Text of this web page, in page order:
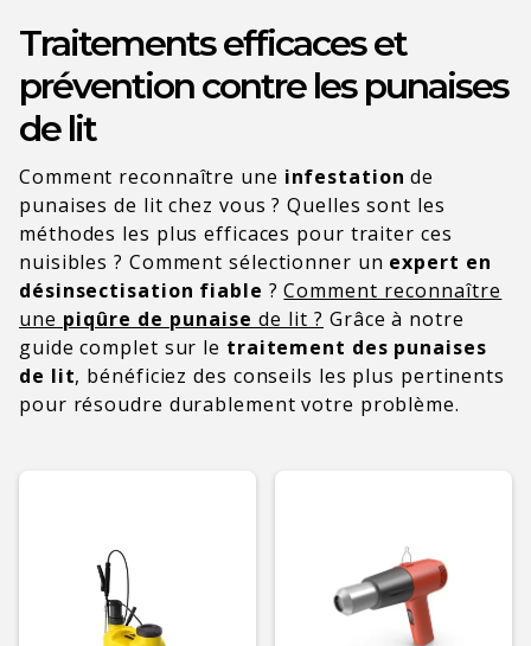
Traitements efficaces et
prévention contre les punaises
de lit
Comment reconnaître une infestation de
punaises de lit chez vous ? Quelles sont les
méthodes les plus efficaces pour traiter ces
nuisibles ? Comment sélectionner un expert en
désinsectisation fiable ?Comment reconnaître
une piqûre de punaise de lit ? Grâce à notre
guide complet sur le traitement des punaises
de lit, bénéficiez des conseils les plus pertinents
pour résoudre durablement votre problème.